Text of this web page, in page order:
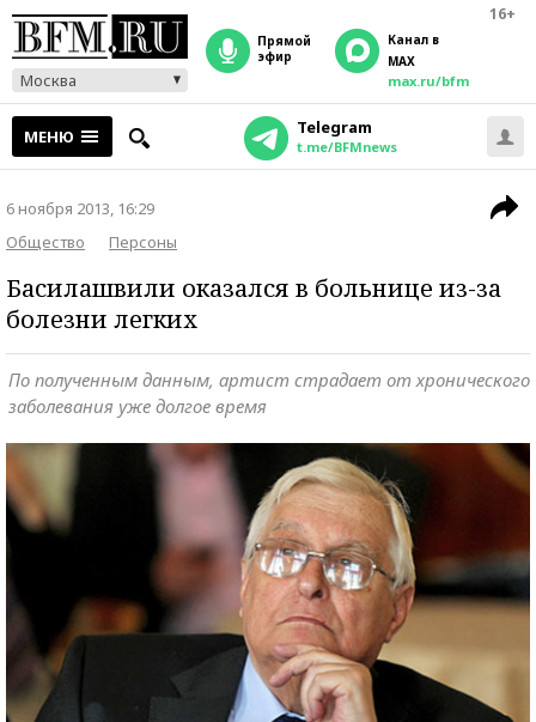
16+
Москва
прямой
эфир
Канал в
MAX
max.ru/bfm
МЕНЮ Telegram
t.me/BFMnews
6 ноября 2013, 16:29
Общество
Персоны
Басилашвили оказался в больнице из-за
болезни легких
По полученным данным, артист страдает от хронического
заболевания уже долгое время